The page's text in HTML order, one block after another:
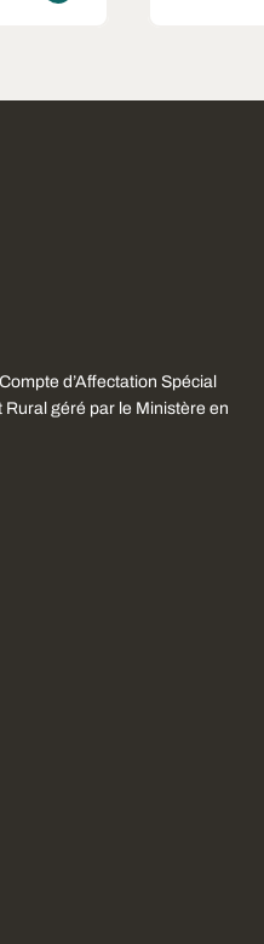
d’Affectation Spécial
géré par le Ministère en